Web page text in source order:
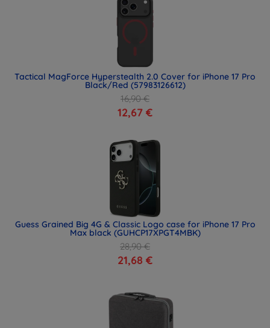
Tactical MagForce Hyperstealth 2.0 Cover for iPhone 17 Pro
Black/Red (57983126612)
16,90 €
12,67 €
Guess Grained Big 4G & Classic Logo case for iPhone 17 Pro
Max black (GUHCP17XPGT4MBK)
28,90 €
21,68 €